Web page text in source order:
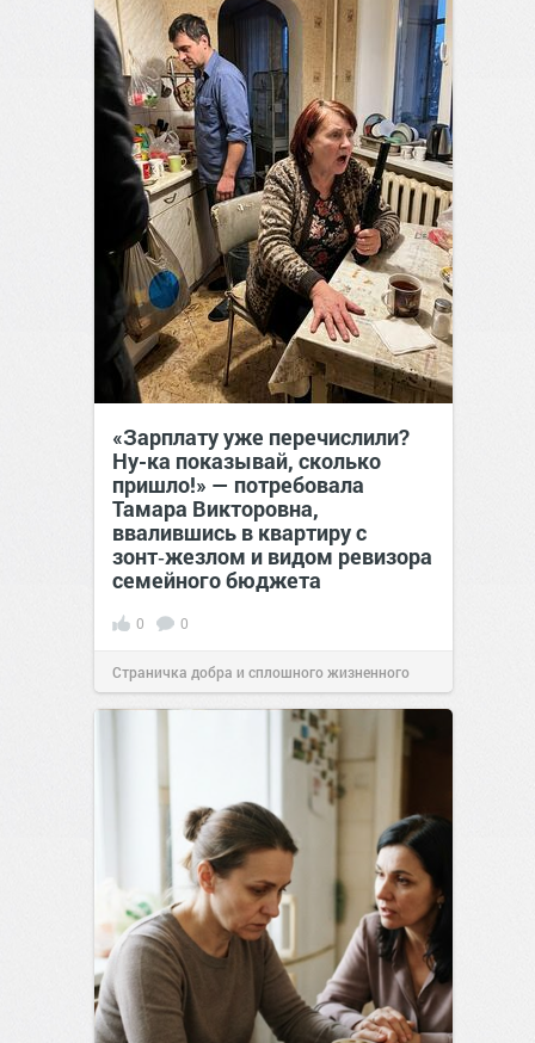
«Зарплату уже перечислили?
Ну-ка показывай, сколько
пришло!» — потребовала
Тамара Викторовна,
ввалившись в квартиру с
зонт‑жезлом и видом ревизора
семейного бюджета
0 0
Страничка добра и сплошного жизненного
позитива! 17:38Вчера